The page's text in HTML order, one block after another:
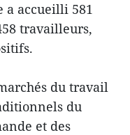
a accueilli 581
travailleurs,
du travail
du
et des